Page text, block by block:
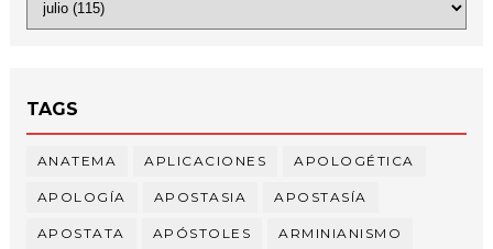
TAGS
ANATEMA APLICACIONES APOLOGÉTICA
APOLOGÍA APOSTASIA APOSTASÍA
APOSTATA APÓSTOLES ARMINIANISMO